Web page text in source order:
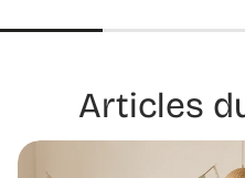
Articles